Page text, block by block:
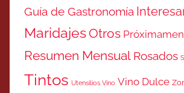
Guía de Gastronomía
MaridajesOtros
Resumen Mensual Rosados
Tintos Utensilios Vino Vino Dulce